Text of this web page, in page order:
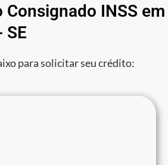
Consignado INSS em
SE
para solicitar seu crédito: